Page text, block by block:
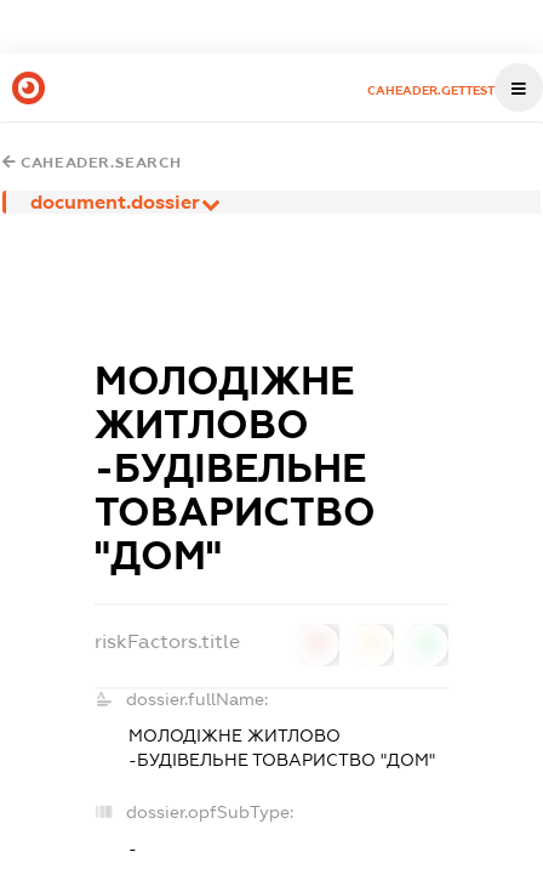
CAHEADER.GETTEST
CAHEADER.SEARCH
document.dossier
МОЛОДІЖНЕ
ЖИТЛОВО
-БУДІВЕЛЬНЕ
ТОВАРИСТВО
"ДОМ"
riskFactors.title
dossier.fullName:
МОЛОДІЖНЕ ЖИТЛОВО
-БУДІВЕЛЬНЕ ТОВАРИСТВО "ДОМ"
dossier.opfSubType:
-